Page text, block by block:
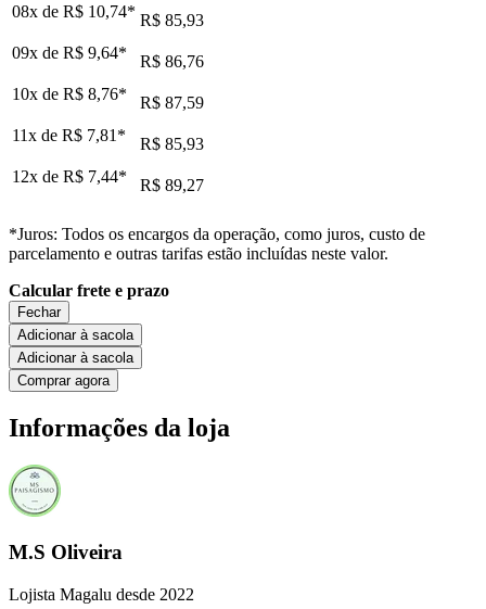
08x de R$ 10,74* R$ 85,93
09x de R$ 9,64*
R$ 86,76
10x de R$ 8,76*
R$ 87,59
11x de R$ 7,81 *
R$ 85,93
12x de R$ 7,44* R$ 89,27
*Juros: Todos os encargos da operação, como juros, custo de
parcelamento e outras tarifas estão incluídas neste valor.
Calcular frete e prazo
Fechar
Adicionar à sacola
Adicionar à sacola
Comprar agora
Informações da loja
M.S Oliveira
Lojista Magalu desde 2022